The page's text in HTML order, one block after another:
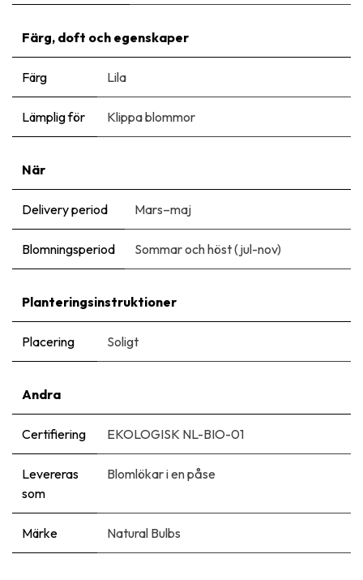
Färg, doft och egenskaper
Färg Lila
Lämplig för Klippa blommor
När
Delivery period Mars–maj
Blomningsperiod Sommar och höst (jul-nov)
Planteringsinstruktioner
Placering Soligt
Andra
Certifiering EKOLOGISK NL-BIO-01
Levereras
som
Blomlökar i en påse
Märke Natural Bulbs